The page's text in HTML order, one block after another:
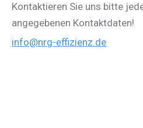
Kontaktieren Sie uns bitte
angegebenen Kontaktdaten!
info@nrg-effizienz.de